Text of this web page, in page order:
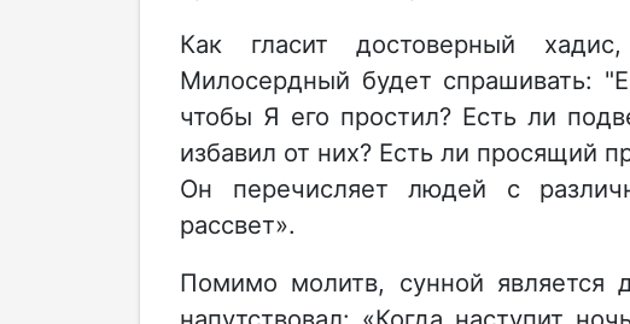
Как гласит достоверный
Милосердный будет спрашивать:
чтобы Я его простил? Есть ли
избавил от них? Есть ли просящий
Он перечисляет людей с
рассвет».
Помимо молитв, сунной является